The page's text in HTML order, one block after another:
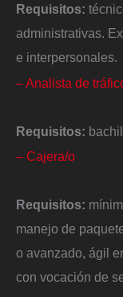
Requisitos:
administrativas.
e interpersonales.
– Analista de
Requisitos:
– Cajera/o
Requisitos:
manejo de
o avanzado, ágil
con vocación de